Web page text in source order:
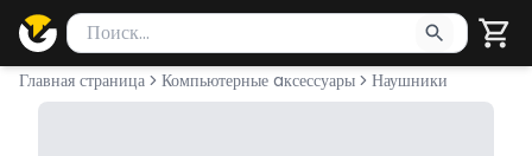
Поиск товаров
Введите минимум 2 символа для поиска. Нажмите Enter
Главная страница Компьютерные aксессуары Наушники